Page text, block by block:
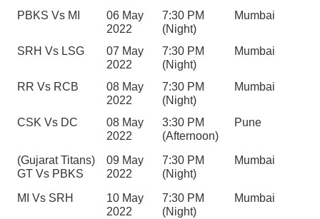
PBKS Vs MI
06 May
2022
7:30 PM
(Night)
Mumbai
SRH Vs LSG
07 May
2022
7:30 PM
(Night)
Mumbai
RR Vs RCB
08 May
2022
7:30 PM
(Night)
Mumbai
CSK Vs DC
08 May
2022
3:30 PM
(Afternoon)
Pune
(Gujarat Titans)
GT Vs PBKS
09 May
2022
7:30 PM
(Night)
Mumbai
MI Vs SRH
10 May
2022
7:30 PM
(Night)
Mumbai